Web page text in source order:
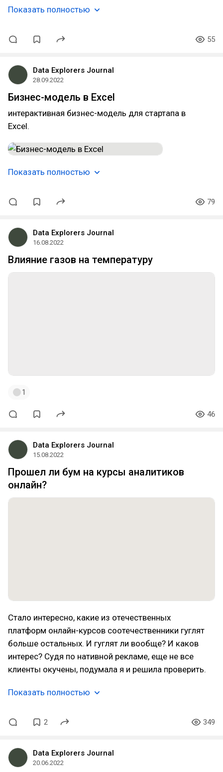
Показать полностью
55
Data Explorers Journal
28.09.2022
Бизнес-модель в Excel
интерактивная бизнес-модель для стартапа в
Excel.
Показать полностью
79
Data Explorers Journal
16.08.2022
Влияние газов на температуру
1
46
Data Explorers Journal
15.08.2022
Прошел ли бум на курсы аналитиков
онлайн?
Стало интересно, какие из отечественных
платформ онлайн-курсов соотечественники гуглят
больше остальных. И гуглят ли вообще? И каков
интерес? Судя по нативной рекламе, еще не все
клиенты окучены, подумала я и решила проверить.
Показать полностью
2 349
Data Explorers Journal
20.06.2022